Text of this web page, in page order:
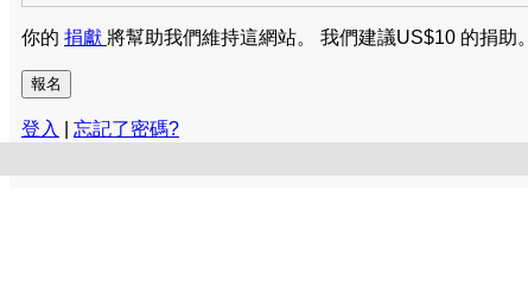
你的 捐獻 將幫助我們維持這網站。 我們建議US$10 的捐助。
登入 忘記了密碼?